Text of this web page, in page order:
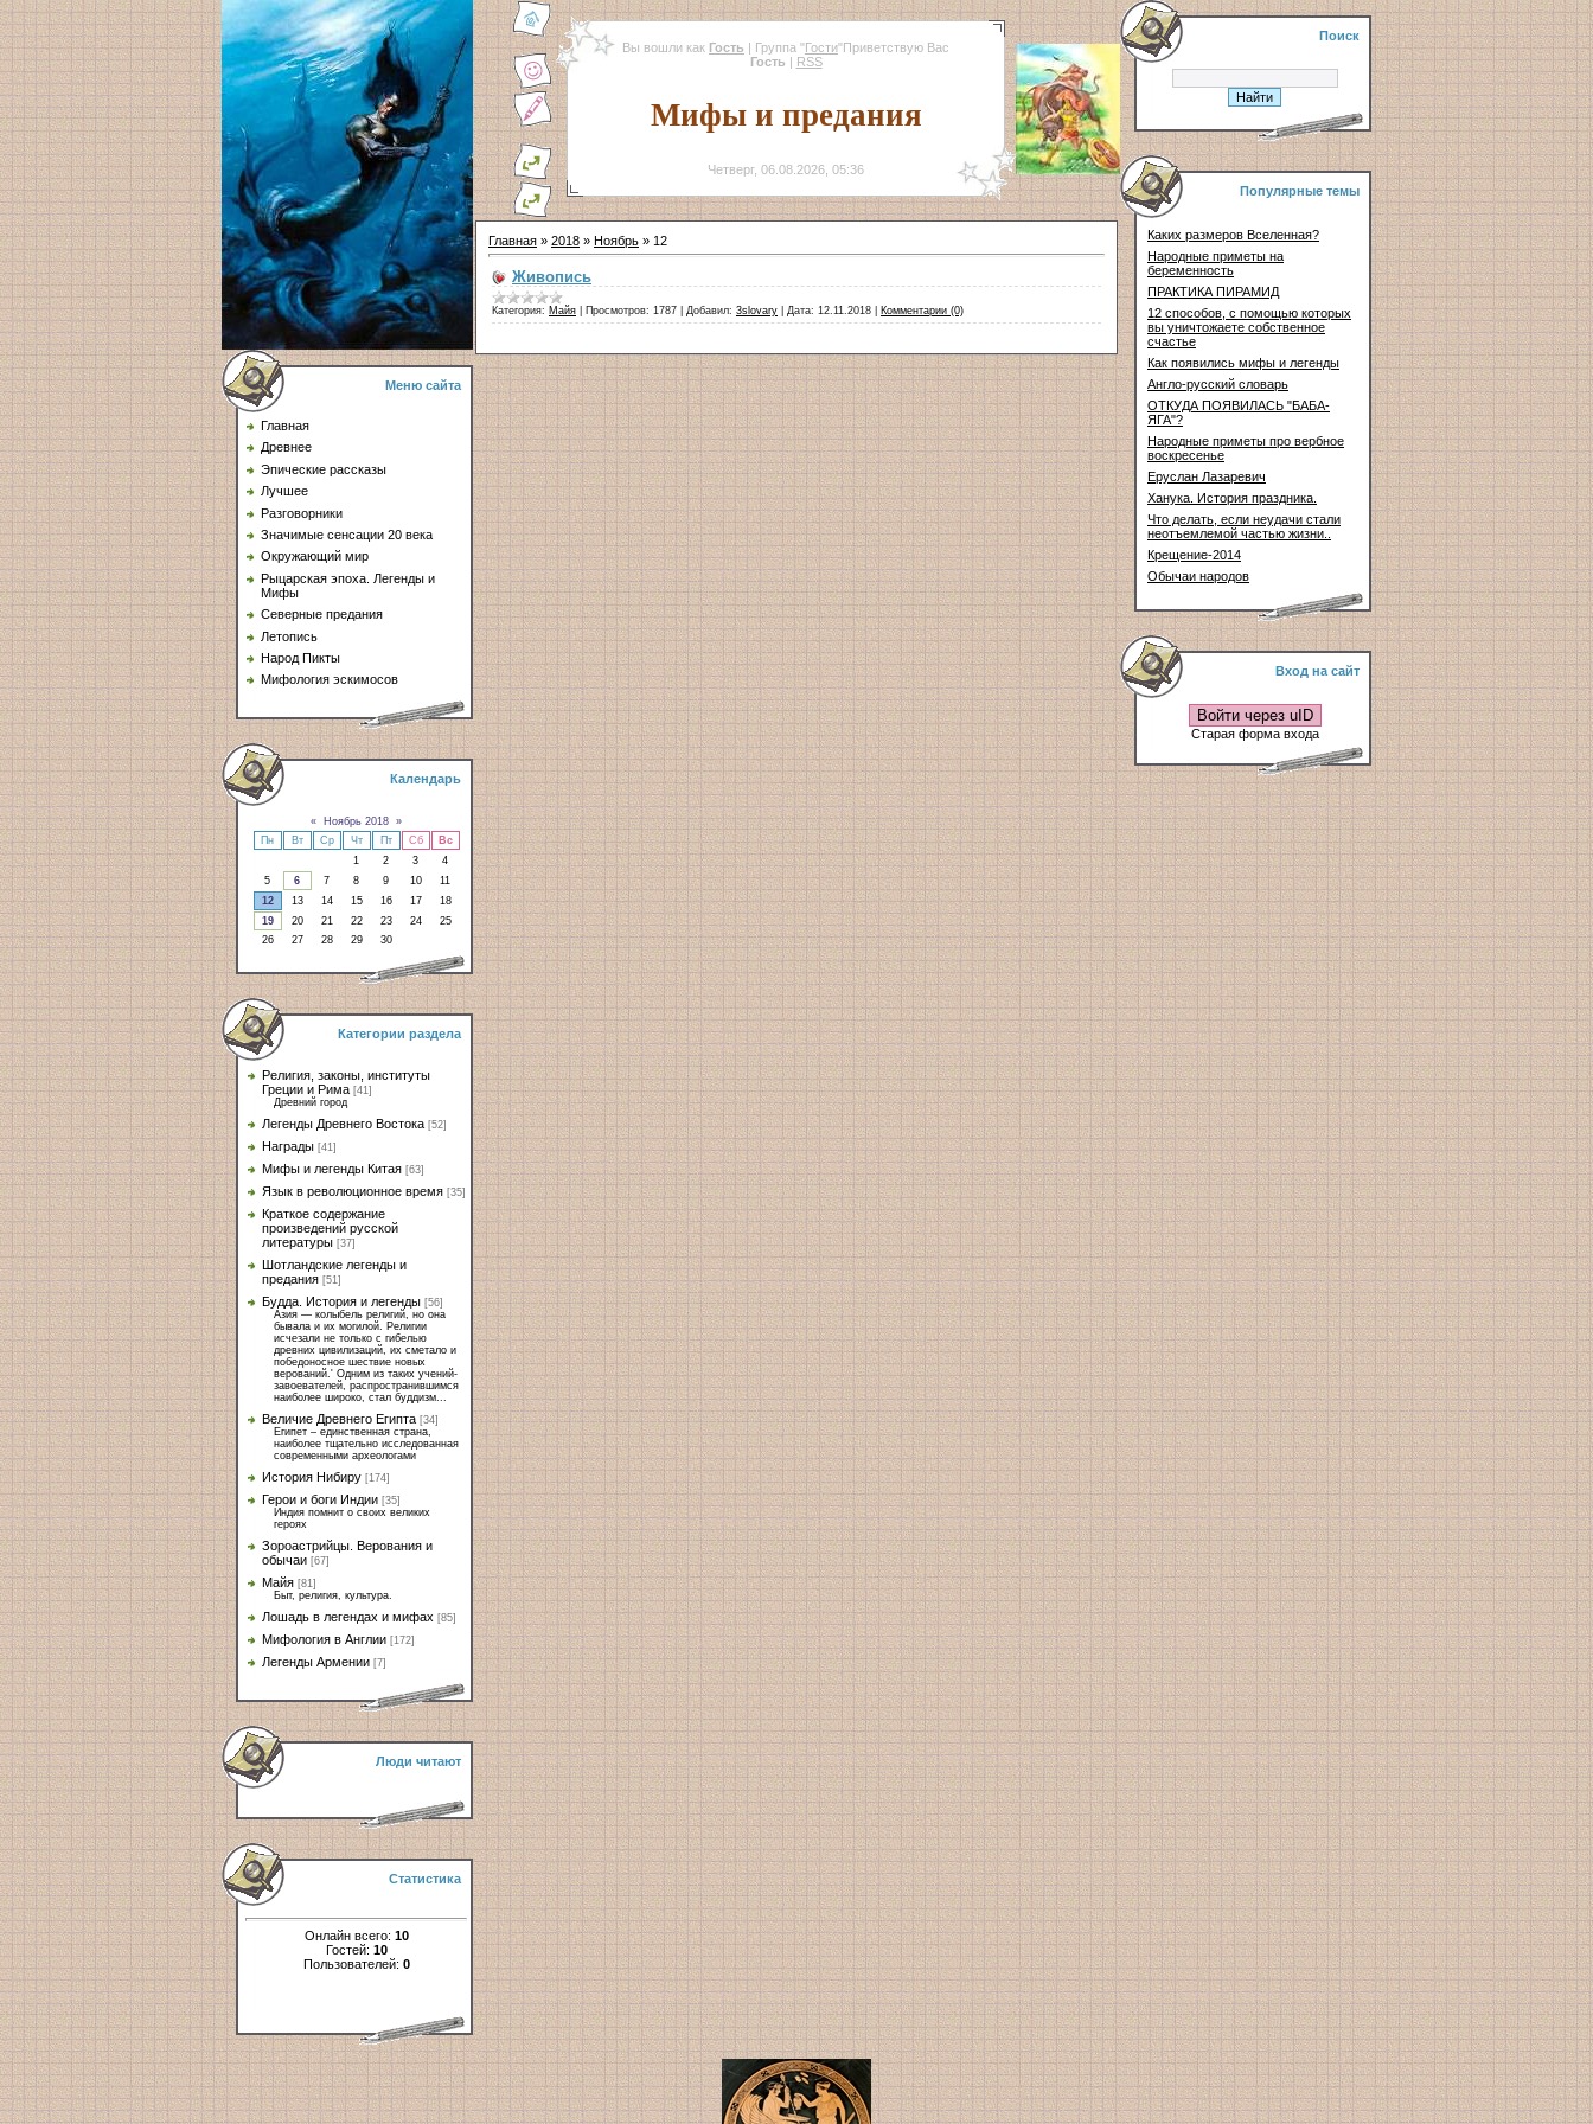
Меню сайта
Главная
Древнее
Эпические рассказы
Лучшее
Разговорники
Значимые сенсации 20 века
Окружающий мир
Рыцарская эпоха. Легенды и
Мифы
Северные предания
Летопись
Народ Пикты
Мифология эскимосов
Календарь
« Ноябрь 2018 »
Пн
Вт Ср Чт Пт Сб
Вс
1
2 3
4
5
6 7 8 9 10
11
12
13 14 15 16 17
18
19
20 21 22 23 24
25
26
27 28 29 30
Категории раздела
Религия, законы, институты
Греции и Рима [41]
Древний город
Легенды Древнего Востока [52]
Награды [41]
Мифы и легенды Китая [63]
Язык в революционное время [35]
Краткое содержание
произведений русской
литературы [37]
Шотландские легенды и
предания [51]
Будда. История и легенды [56]
Азия — колыбель религий, но она
бывала и их могилой. Религии
исчезали не только с гибелью
древних цивилизаций, их сметало и
победоносное шествие новых
верований.' Одним из таких учений-
завоевателей, распространившимся
наиболее широко, стал буддизм...
Величие Древнего Египта [34]
Египет – единственная страна,
наиболее тщательно исследованная
современными археологами
История Нибиру [174]
Герои и боги Индии [35]
Индия помнит о своих великих
героях
Зороастрийцы. Верования и
обычаи [67]
Майя [81]
Быт, религия, культура.
Лошадь в легендах и мифах [85]
Мифология в Англии [172]
Легенды Армении [7]
Люди читают
Статистика
Онлайн всего: 10
Гостей: 10
Пользователей: 0
Вы вошли как Гость | Группа "Гости"Приветствую Вас
Гость | RSS
Мифы и предания
Четверг, 06.08.2026, 05:36
Главная » 2018 » Ноябрь » 12
Живопись
Категория: Майя Просмотров: 1787 Добавил: 3slovary Дата: 12.11.2018 Комментарии (0)
Поиск
Популярные темы
Каких размеров Вселенная?
Народные приметы на
беременность
ПРАКТИКА ПИРАМИД
12 способов, с помощью которых
вы уничтожаете собственное
счастье
Как появились мифы и легенды
Англо-русский словарь
ОТКУДА ПОЯВИЛАСЬ "БАБА-
ЯГА"?
Народные приметы про вербное
воскресенье
Еруслан Лазаревич
Ханука. История праздника.
Что делать, если неудачи стали
неотъемлемой частью жизни..
Крещение-2014
Обычаи народов
Вход на сайт
Войти через uID
Старая форма входа